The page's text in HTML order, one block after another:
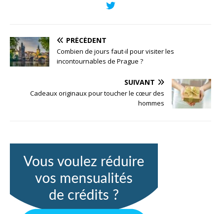
PRÉCÉDENT
Combien de jours faut-il pour visiter les
incontournables de Prague ?
SUIVANT
Cadeaux originaux pour toucher le cœur des
hommes